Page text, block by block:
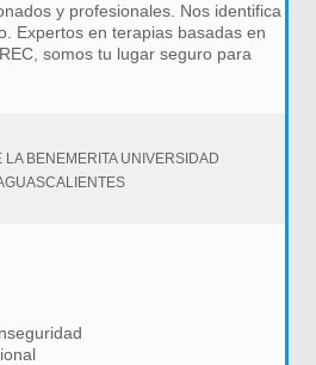
y profesionales. Nos identifica
Expertos en terapias basadas en
somos tu lugar seguro para
LA BENEMERITA UNIVERSIDAD